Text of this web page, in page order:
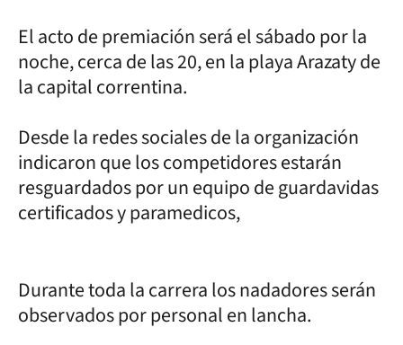
El acto de premiación será el sábado por la
noche, cerca de las 20, en la playa Arazaty de
la capital correntina.
Desde la redes sociales de la organización
indicaron que los competidores estarán
resguardados por un equipo de guardavidas
certificados y paramedicos,
Durante toda la carrera los nadadores serán
observados por personal en lancha.